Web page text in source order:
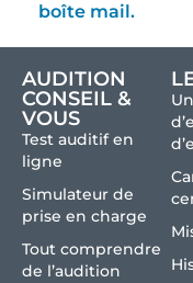
boîte mail.
AUDITION
CONSEIL &
VOUS
Test auditif en
ligne
Simulateur de
prise en charge
Tout comprendre
de l’audition